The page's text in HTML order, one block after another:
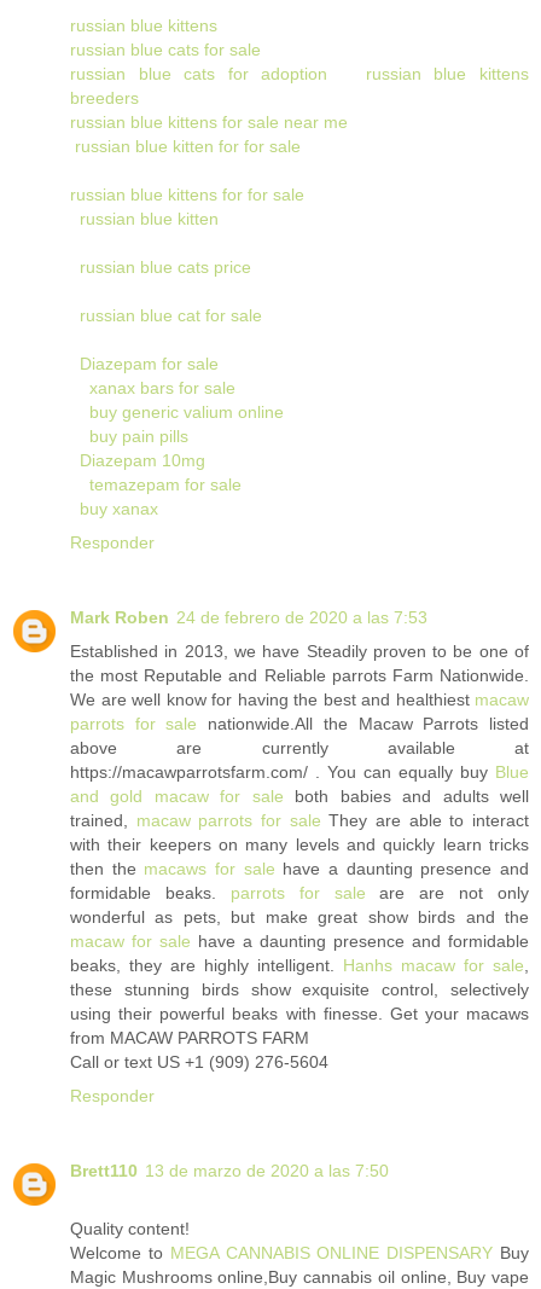
russian blue kittens
russian blue cats for sale
russian blue cats for adoption
russian blue kittens
breeders
russian blue kittens for sale near me
russian blue kitten for for sale
russian blue kittens for for sale
russian blue kitten
russian blue cats price
russian blue cat for sale
Diazepam for sale
xanax bars for sale
buy generic valium online
buy pain pills
Diazepam 10mg
temazepam for sale
buy xanax
Responder
Mark Roben 24 de febrero de 2020 a las 7:53
Established in 2013, we have Steadily proven to be one of
the most Reputable and Reliable parrots Farm Nationwide.
We are well know for having the best and healthiest macaw
parrots for sale nationwide.All the Macaw Parrots listed
above are currently available at
https://macawparrotsfarm.com/ . You can equally buy Blue
and gold macaw for sale both babies and adults well
trained, macaw parrots for sale They are able to interact
with their keepers on many levels and quickly learn tricks
then the macaws for sale have a daunting presence and
formidable beaks. parrots for sale are are not only
wonderful as pets, but make great show birds and the
macaw for sale have a daunting presence and formidable
beaks, they are highly intelligent. Hanhs macaw for sale,
these stunning birds show exquisite control, selectively
using their powerful beaks with finesse. Get your macaws
from MACAW PARROTS FARM
Call or text US +1 (909) 276-5604
Responder
Brett110 13 de marzo de 2020 a las 7:50
Quality content!
Welcome to MEGA CANNABIS ONLINE DISPENSARY Buy
Magic Mushrooms online,Buy cannabis oil online, Buy vape